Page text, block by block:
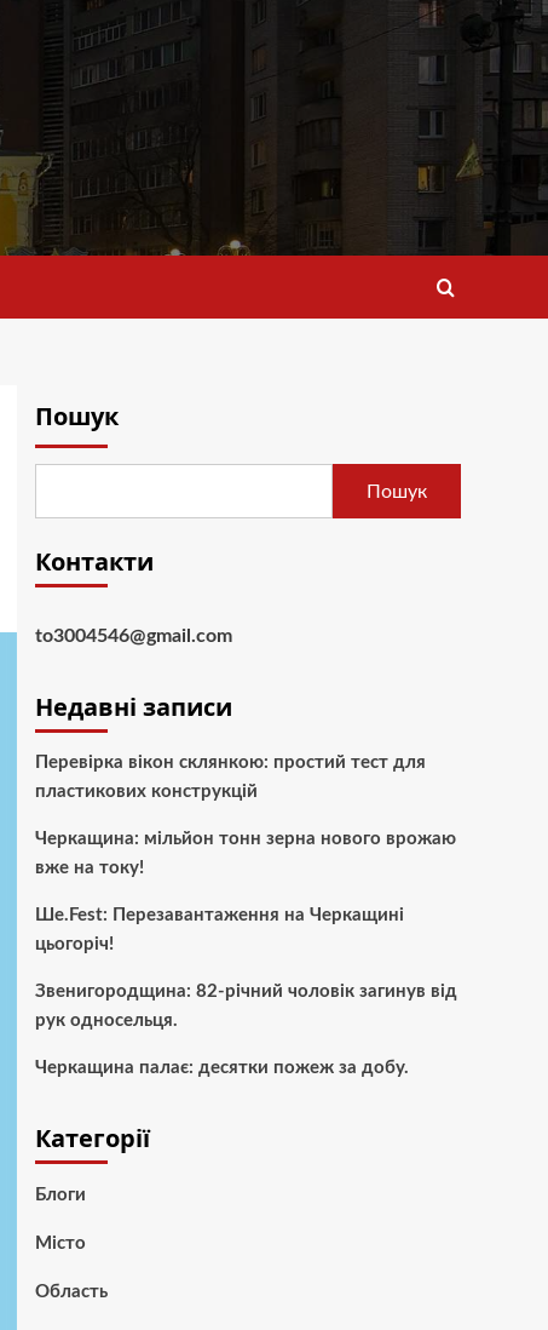
Пошук
Пошук
Контакти
to3004546@gmail.com
Недавні записи
Перевірка вікон склянкою: простий тест для
пластикових конструкцій
Черкащина: мільйон тонн зерна нового врожаю
вже на току!
Ше.Fest: Перезавантаження на Черкащині
цьогоріч!
Звенигородщина: 82-річний чоловік загинув від
рук односельця.
Черкащина палає: десятки пожеж за добу.
Категорії
Блоги
Місто
Область